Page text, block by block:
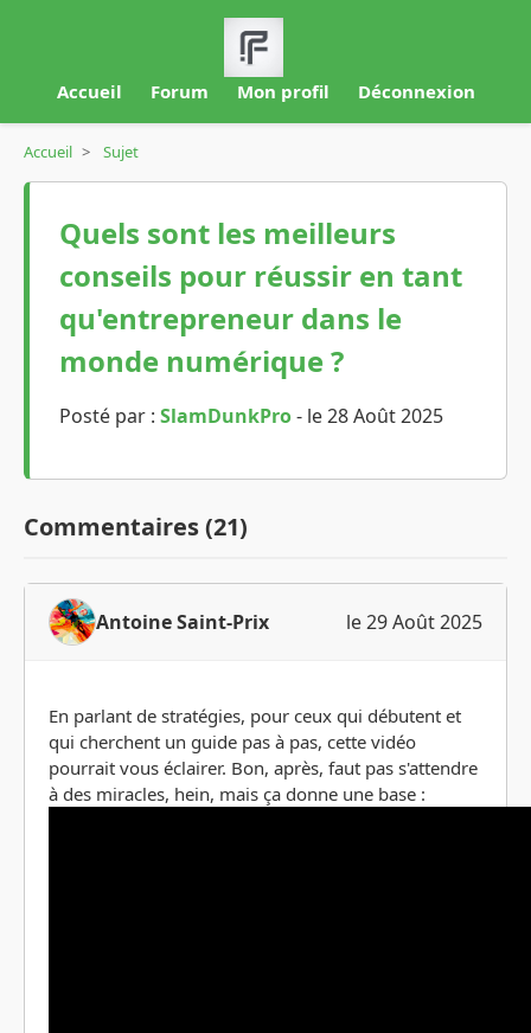
Accueil Forum Mon profil Déconnexion
Accueil > Sujet
Quels sont les meilleurs
conseils pour réussir en tant
qu'entrepreneur dans le
monde numérique ?
Posté par : SlamDunkPro- le 28 Août 2025
Commentaires (21)
Antoine Saint-Prix le 29 Août 2025
En parlant de stratégies, pour ceux qui débutent et
qui cherchent un guide pas à pas, cette vidéo
pourrait vous éclairer. Bon, après, faut pas s'attendre
à des miracles, hein, mais ça donne une base :